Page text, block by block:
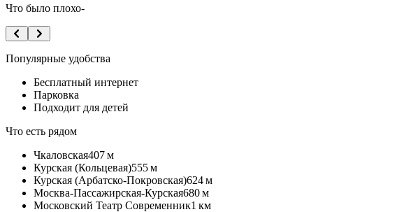
Что было плохо-
Популярные удобства
Бесплатный интернет
Парковка
Подходит для детей
Что есть рядом
Чкаловская407 м
Курская (Кольцевая)555 м
Курская (Арбатско-Покровская)624 м
Москва-Пассажирская-Курская680 м
Московский Театр Современник1 км